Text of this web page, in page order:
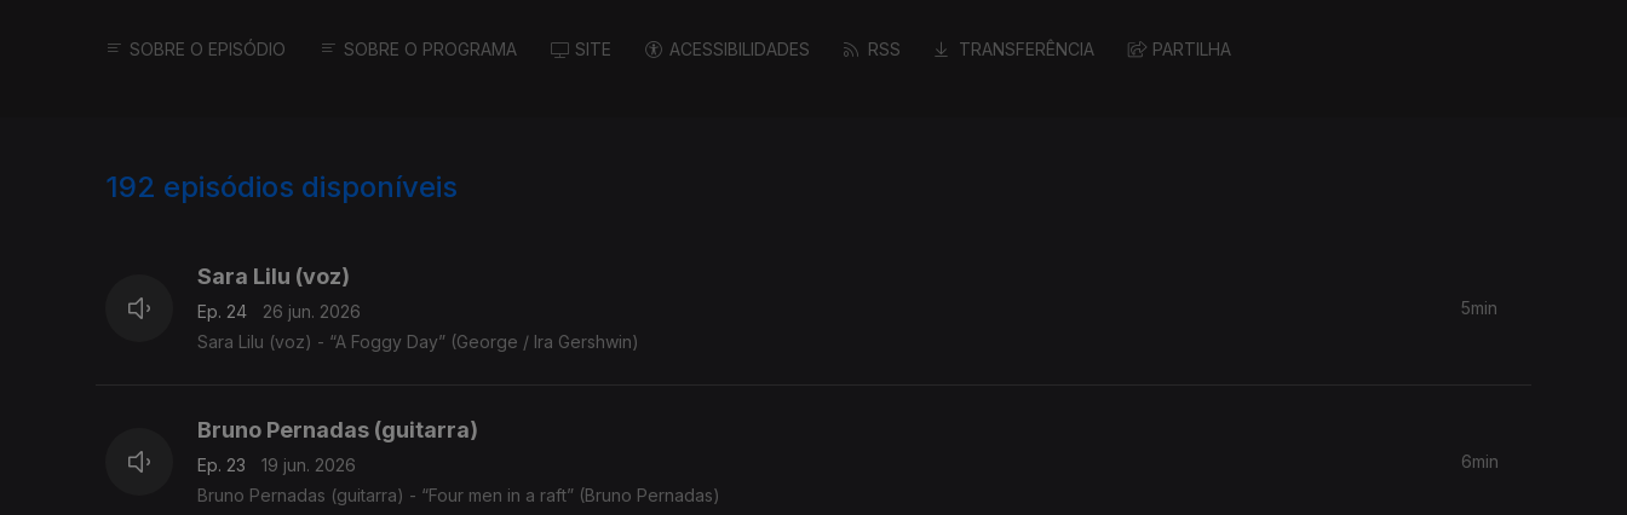
SOBRE O EPISÓDIO SOBRE O PROGRAMA SITE ACESSIBILIDADES RSS TRANSFERÊNCIA PARTILHA
192 episódios disponíveis
Sara Lilu (voz)
Ep. 24
26 jun. 2026
Sara Lilu (voz) - “A Foggy Day” (George / Ira Gershwin)
5min
Bruno Pernadas (guitarra)
Ep. 23
19 jun. 2026
Bruno Pernadas (guitarra) - “Four men in a raft” (Bruno Pernadas)
6min